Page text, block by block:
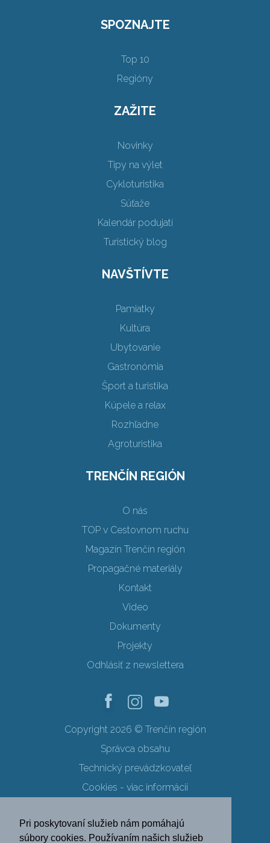
Pri poskytovaní služieb nám pomáhajú
súbory cookies. Používaním našich služieb
SPOZNAJTE
Top 10
Regióny
ZAŽITE
Novinky
Tipy na výlet
Cykloturistika
Súťaže
Kalendár podujatí
Turistický blog
NAVŠTÍVTE
Pamiatky
Kultúra
Ubytovanie
Gastronómia
Šport a turistika
Kúpele a relax
Rozhľadne
Agroturistika
TRENČÍN REGIÓN
O nás
TOP v Cestovnom ruchu
Magazín Trenčín región
Propagačné materiály
Kontakt
Video
Dokumenty
Projekty
Odhlásiť z newslettera
Copyright 2026 © Trenčín región
Správca obsahu
Technický prevádzkovateľ
Cookies - viac informácií
Ochrana osobných údajov